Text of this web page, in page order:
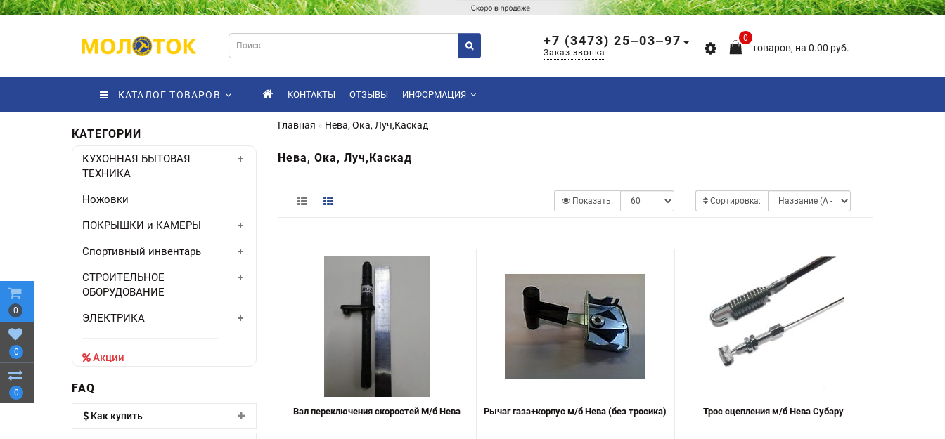
0
0
0
0
товаров, на 0.00 руб.
+7 (3473) 25‒03‒97
Заказ звонка
КАТАЛОГ ТОВАРОВ КОНТАКТЫ ОТЗЫВЫ ИНФОРМАЦИЯ
КАТЕГОРИИ
КУХОННАЯ БЫТОВАЯ
ТЕХНИКА
Ножовки
ПОКРЫШКИ и КАМЕРЫ
Спортивный инвентарь
СТРОИТЕЛЬНОЕ
ОБОРУДОВАНИЕ
ЭЛЕКТРИКА
Акции
FAQ
Как купить
Главная Нева, Ока, Луч,Каскад
Нева, Ока, Луч,Каскад
Сортировка:
Показать:
Вал переключения скоростей М/б Нева Рычаг газа+корпус м/б Нева (без тросика) Трос сцепления м/б Нева Субару